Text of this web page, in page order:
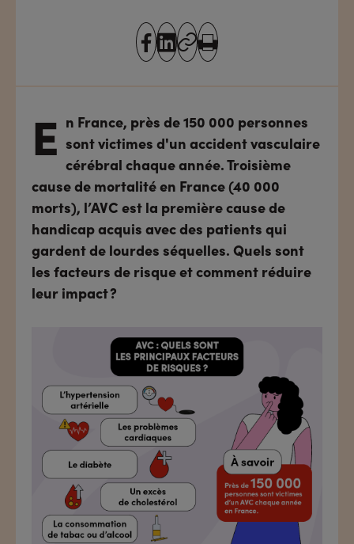
partager
partager
Copier
Imprimer
E n France, près de 150 000 personnes
sont victimes d'un accident vasculaire
cérébral chaque année. Troisième
cause de mortalité en France (40 000
morts), l’AVC est la première cause de
handicap acquis avec des patients qui
gardent de lourdes séquelles. Quels sont
les facteurs de risque et comment réduire
leur impact ?